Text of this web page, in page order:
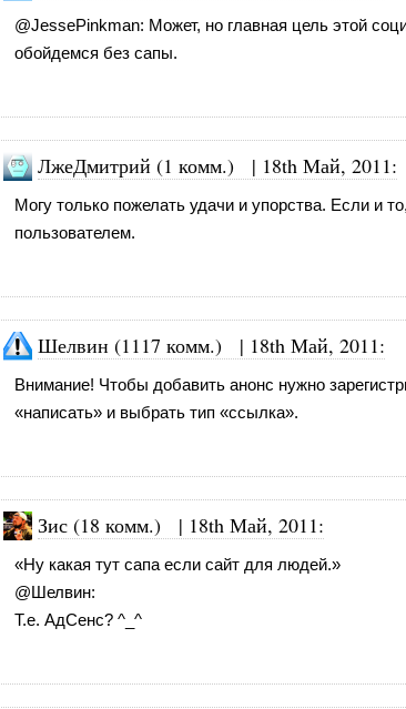
@JessePinkman: Может, но главная цель этой
обойдемся без сапы.
ЛжеДмитрий (1 комм.) | 18th Май, 2011:
Могу только пожелать удачи и упорства. Если и
пользователем.
Шелвин (1117 комм.) | 18th Май, 2011:
Внимание! Чтобы добавить анонс нужно
«написать» и выбрать тип «ссылка».
Зис (18 комм.) | 18th Май, 2011:
«Ну какая тут сапа если сайт для людей.»
@Шелвин:
Т.е. АдСенс? ^_^